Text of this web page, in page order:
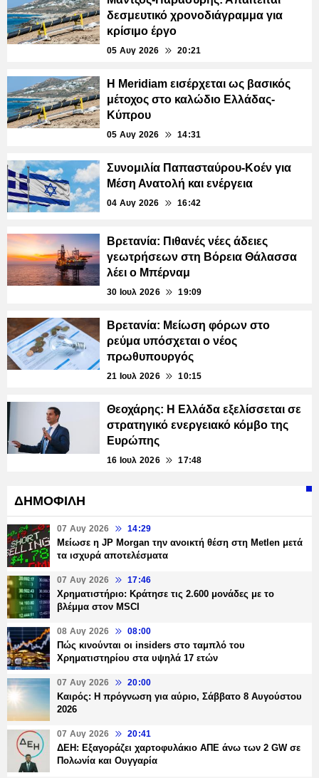
δεσμευτικό χρονοδιάγραμμα για
κρίσιμο έργο
05 Αυγ 2026 20:21
Η Meridiam εισέρχεται ως βασικός
μέτοχος στο καλώδιο Ελλάδας-
Κύπρου
05 Αυγ 2026 14:31
Συνομιλία Παπασταύρου-Κοέν για
Μέση Ανατολή και ενέργεια
04 Αυγ 2026 16:42
Βρετανία: Πιθανές νέες άδειες
γεωτρήσεων στη Βόρεια Θάλασσα
λέει ο Μπέρναμ
30 Ιουλ 2026 19:09
Βρετανία: Μείωση φόρων στο
ρεύμα υπόσχεται ο νέος
πρωθυπουργός
21 Ιουλ 2026 10:15
Θεοχάρης: Η Ελλάδα εξελίσσεται σε
στρατηγικό ενεργειακό κόμβο της
Ευρώπης
16 Ιουλ 2026 17:48
ΔΗΜΟΦΙΛΗ
07 Αυγ 2026 14:29
Μείωσε η JP Morgan την ανοικτή θέση στη Metlen μετά
τα ισχυρά αποτελέσματα
07 Αυγ 2026 17:46
Χρηματιστήριο: Κράτησε τις 2.600 μονάδες με το
βλέμμα στον MSCI
08 Αυγ 2026 08:00
Πώς κινούνται οι insiders στο ταμπλό του
Χρηματιστηρίου στα υψηλά 17 ετών
07 Αυγ 2026 20:00
Καιρός: Η πρόγνωση για αύριο, Σάββατο 8 Αυγούστου
2026
07 Αυγ 2026 20:41
ΔΕΗ: Εξαγοράζει χαρτοφυλάκιο ΑΠΕ άνω των 2 GW σε
Πολωνία και Ουγγαρία